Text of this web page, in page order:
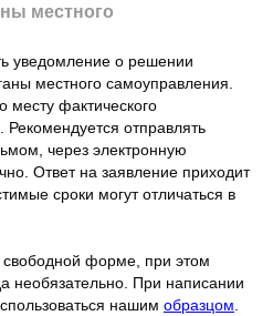
местного
уведомление о решении
местного самоуправления.
фактического
отправлять
через электронную
Ответ на заявление приходит
сроки могут отличаться в
форме, при этом
необязательно. При написании
нашим образцом